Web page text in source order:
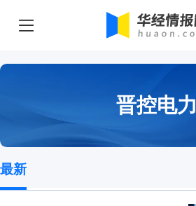
晋控电力
最新